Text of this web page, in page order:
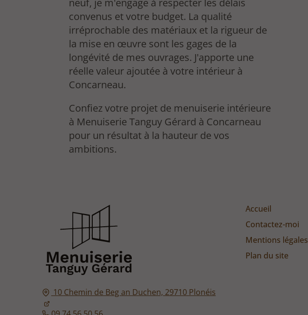
neuf, je m'engage à respecter les délais
convenus et votre budget. La qualité
irréprochable des matériaux et la rigueur de
la mise en œuvre sont les gages de la
longévité de mes ouvrages. J'apporte une
réelle valeur ajoutée à votre intérieur à
Concarneau.
Confiez votre projet de menuiserie intérieure
à Menuiserie Tanguy Gérard à Concarneau
pour un résultat à la hauteur de vos
ambitions.
10 Chemin de Beg an Duchen, 29710 Plonéis
Accueil
Contactez-moi
Mentions légales
Plan du site